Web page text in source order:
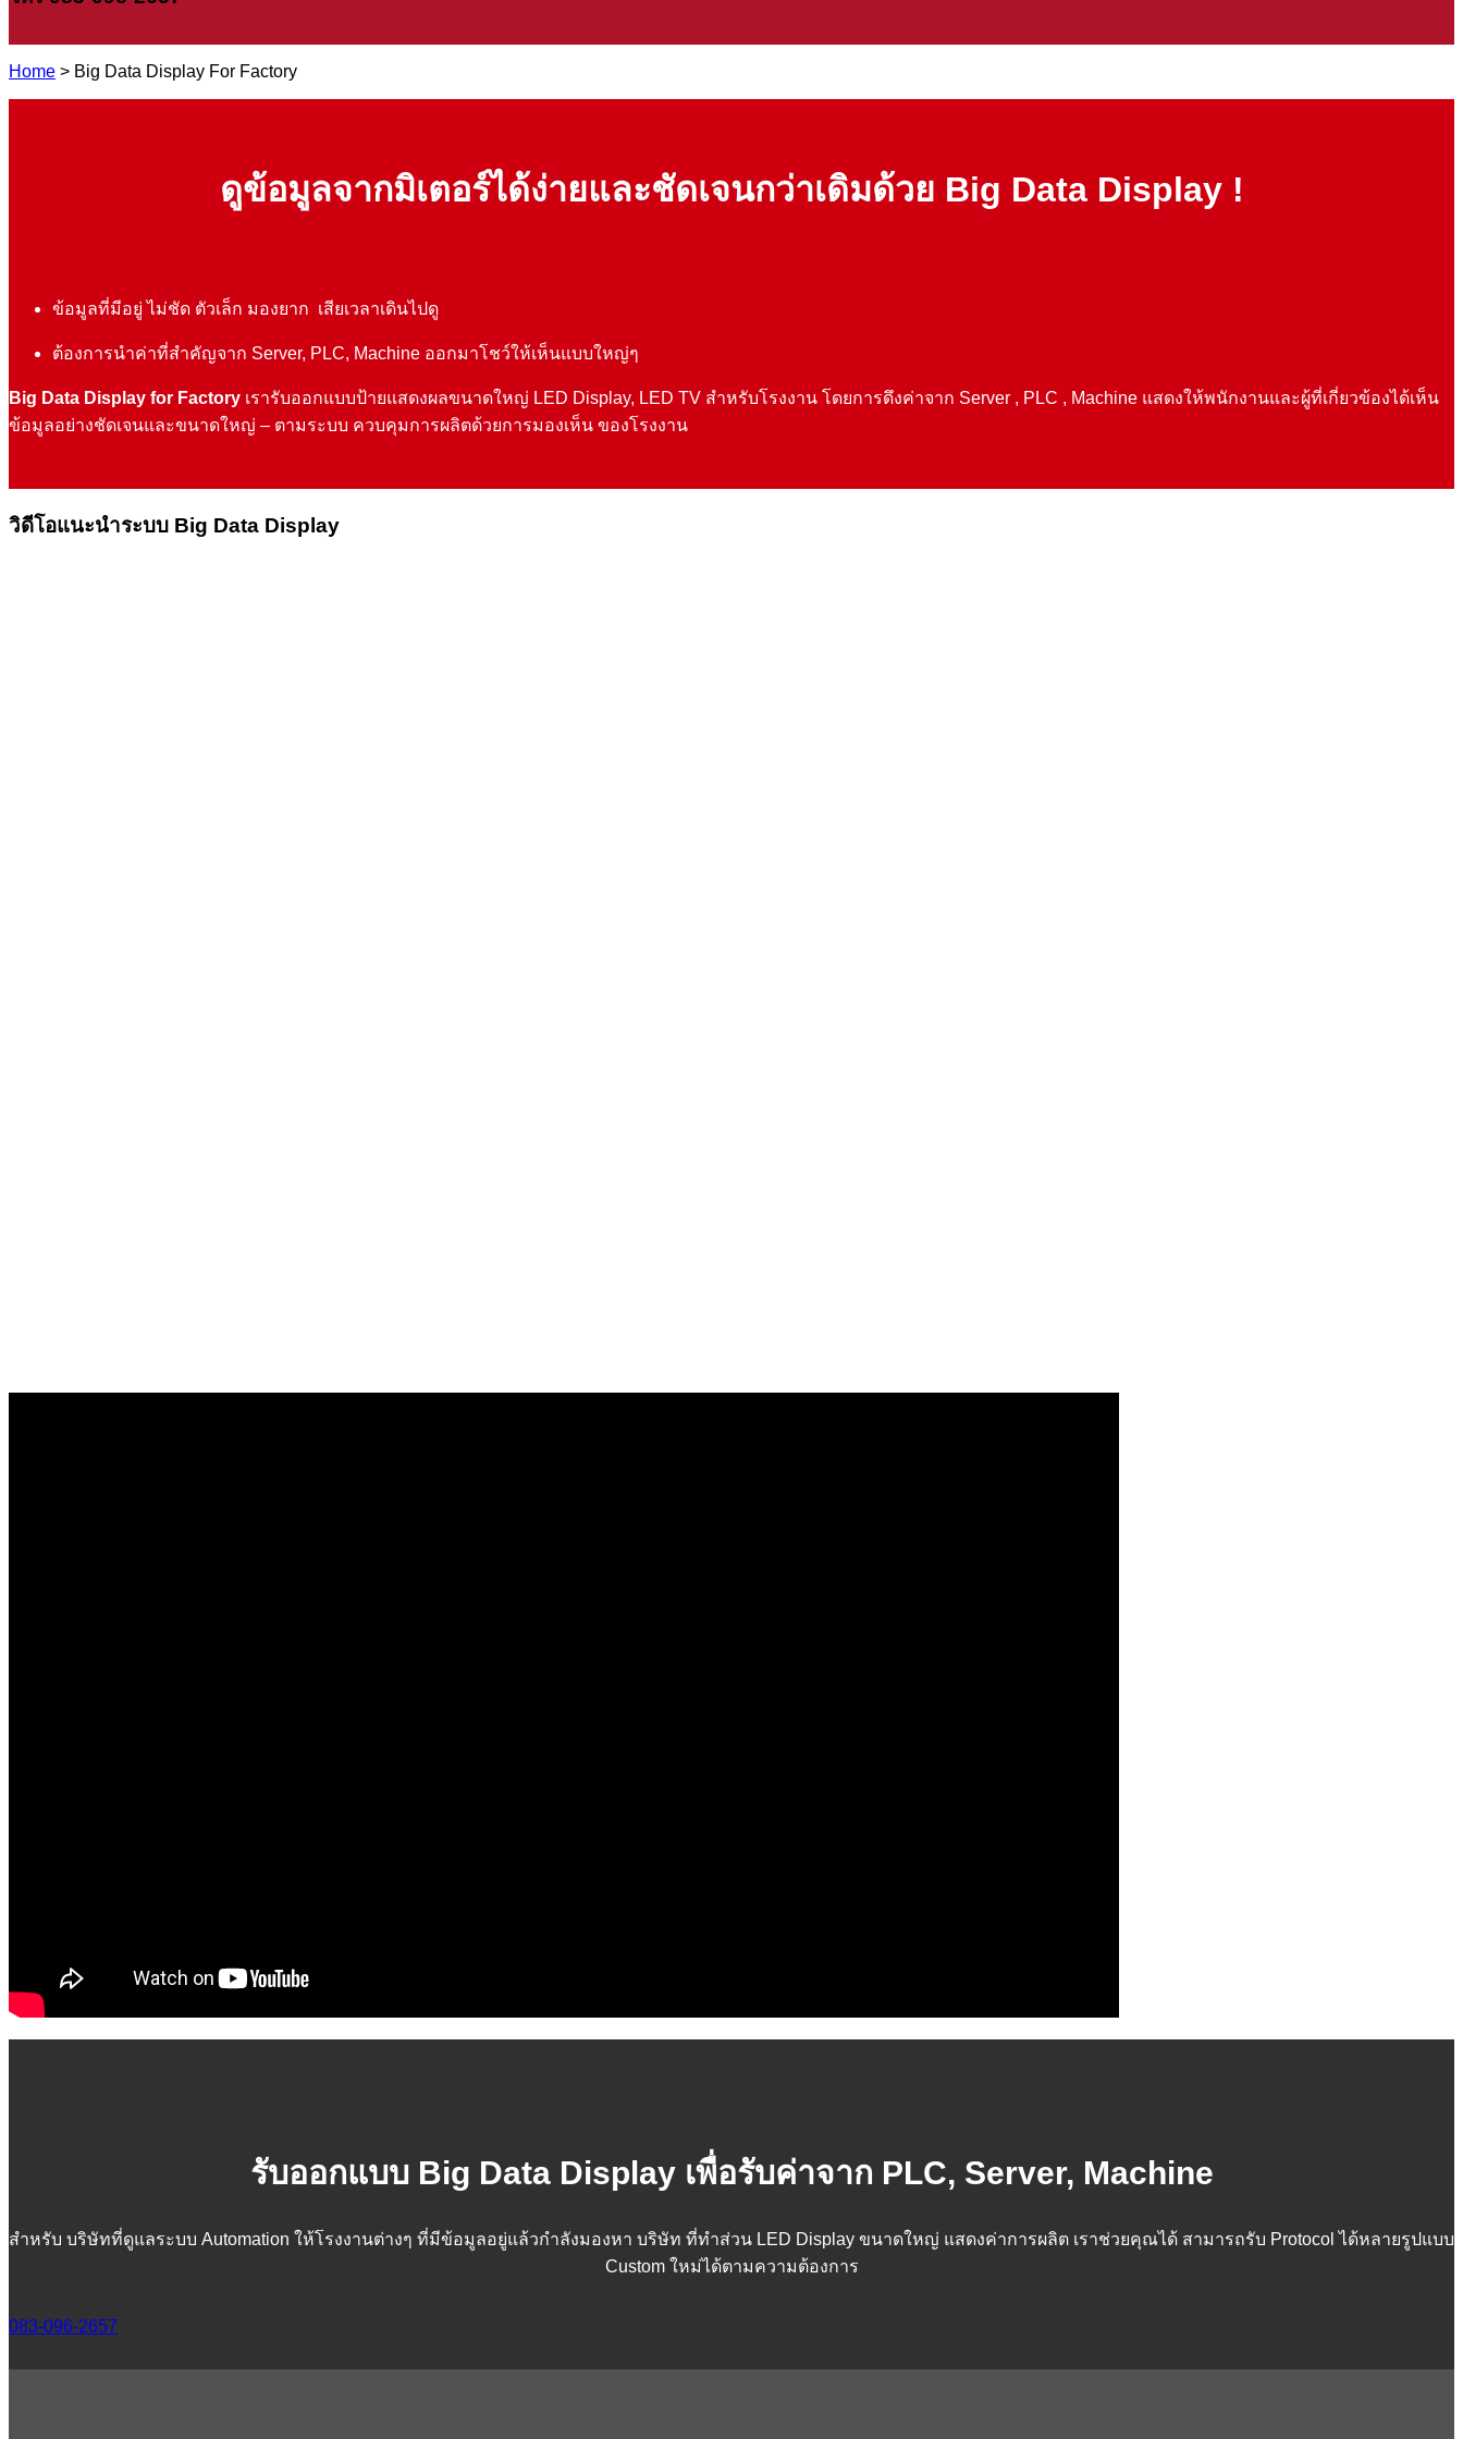
Home > Big Data Display For Factory
ดูข้อมูลจากมิเตอร์ได้ง่ายและชัดเจนกว่าเดิมด้วย Big Data Display !
ข้อมูลที่มีอยู่ ไม่ชัด ตัวเล็ก มองยาก เสียเวลาเดินไปดู
ต้องการนำค่าที่สำคัญจาก Server, PLC, Machine ออกมาโชว์ให้เห็นแบบใหญ่ๆ
Big Data Display for Factory เรารับออกแบบป้ายแสดงผลขนาดใหญ่ LED Display, LED TV สำหรับโรงงาน โดยการดึงค่าจาก Server , PLC , Machine แสดงให้พนักงานและผู้ที่เกี่ยวข้องได้เห็น
ข้อมูลอย่างชัดเจนและขนาดใหญ่ – ตามระบบ ควบคุมการผลิตด้วยการมองเห็น ของโรงงาน
วิดีโอแนะนำระบบ Big Data Display
รับออกแบบ Big Data Display เพื่อรับค่าจาก PLC, Server, Machine
สำหรับ บริษัทที่ดูแลระบบ Automation ให้โรงงานต่างๆ ที่มีข้อมูลอยู่แล้วกำลังมองหา บริษัท ที่ทำส่วน LED Display ขนาดใหญ่ แสดงค่าการผลิต เราช่วยคุณได้ สามารถรับ Protocol ได้หลายรูปแบบ
Custom ใหม่ได้ตามความต้องการ
083-096-2657